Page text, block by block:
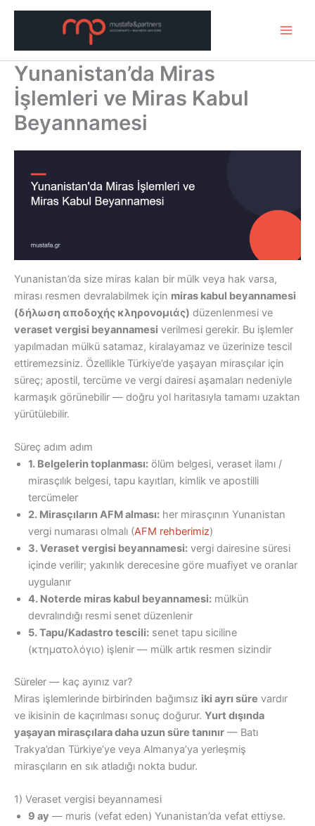
Μετάβαση
Yunanistan’da Miras
İşlemleri ve Miras Kabul
Beyannamesi
Yunanistan’da size miras kalan bir mülk veya hak varsa,
mirası resmen devralabilmek için miras kabul beyannamesi
(δήλωση αποδοχής κληρονομιάς) düzenlenmesi ve
veraset vergisi beyannamesi verilmesi gerekir. Bu işlemler
yapılmadan mülkü satamaz, kiralayamaz ve üzerinize tescil
ettiremezsiniz. Özellikle Türkiye’de yaşayan mirasçılar için
süreç; apostil, tercüme ve vergi dairesi aşamaları nedeniyle
karmaşık görünebilir — doğru yol haritasıyla tamamı uzaktan
yürütülebilir.
Süreç adım adım
1. Belgelerin toplanması: ölüm belgesi, veraset ilamı /
mirasçılık belgesi, tapu kayıtları, kimlik ve apostilli
tercümeler
2. Mirasçıların AFM alması: her mirasçının Yunanistan
vergi numarası olmalı (AFM rehberimiz)
3. Veraset vergisi beyannamesi: vergi dairesine süresi
içinde verilir; yakınlık derecesine göre muafiyet ve oranlar
uygulanır
4. Noterde miras kabul beyannamesi: mülkün
devralındığı resmi senet düzenlenir
5. Tapu/Kadastro tescili: senet tapu siciline
(κτηματολόγιο) işlenir — mülk artık resmen sizindir
Süreler — kaç ayınız var?
Miras işlemlerinde birbirinden bağımsız iki ayrı süre vardır
ve ikisinin de kaçırılması sonuç doğurur. Yurt dışında
yaşayan mirasçılara daha uzun süre tanınır — Batı
Trakya’dan Türkiye’ye veya Almanya’ya yerleşmiş
mirasçıların en sık atladığı nokta budur.
1) Veraset vergisi beyannamesi
9 ay — muris (vefat eden) Yunanistan’da vefat ettiyse.